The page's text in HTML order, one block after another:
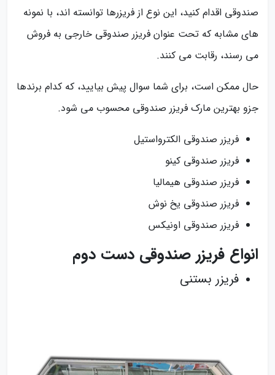
صندوقی اقدام کنید، این نوع از فریزرها توانسته اند، با نمونه
های مشابه که تحت عنوان فریزر صندوقی خارجی به فروش
می رسند، رقابت می کنند.
حال ممکن است، برای شما سوال پیش بیایید، که کدام برندها
جزو بهترین مارک فریزر صندوقی محسوب می شود.
فریزر صندوقی الکترواستیل
فریزر صندوقی کینو
فریزر صندوقی هیمالیا
فریزر صندوقی یخ نوش
فریزر صندوقی اونیکس
انواع فریزر صندوقی دست دوم
فریزر بستنی